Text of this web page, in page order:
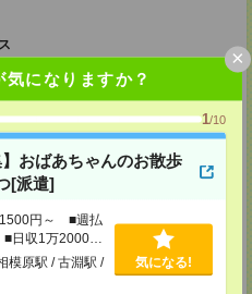
になりますか？
1/10
】おばあちゃんのお散歩
[派遣]
1500円～ ■週払
収1万2000円
模原駅 / 古淵駅 /
気になる!
×
ル6階